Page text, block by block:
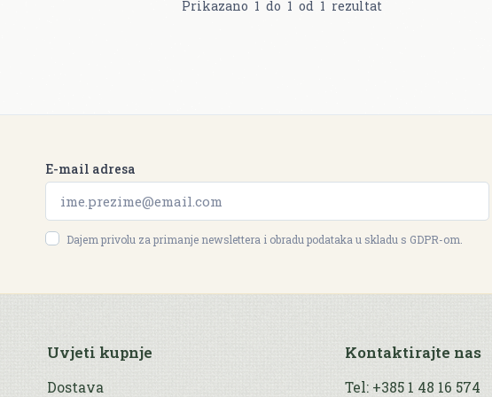
Prikazano 1 do 1 od 1 rezultat
E-mail adresa
Dajem privolu za primanje newslettera i obradu podataka u skladu s GDPR-om.
Uvjeti kupnje
Dostava
Kontaktirajte nas
Tel: +385 1 48 16 574